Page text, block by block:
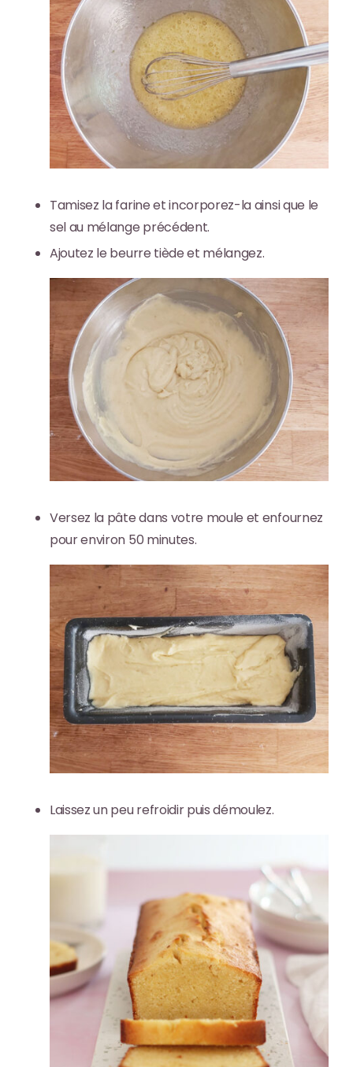
Tamisez la farine et incorporez-la ainsi que le
sel au mélange précédent.
Ajoutez le beurre tiède et mélangez.
Versez la pâte dans votre moule et enfournez
pour environ 50 minutes.
Laissez un peu refroidir puis démoulez.